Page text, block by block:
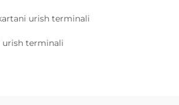
urish terminali
urish terminali